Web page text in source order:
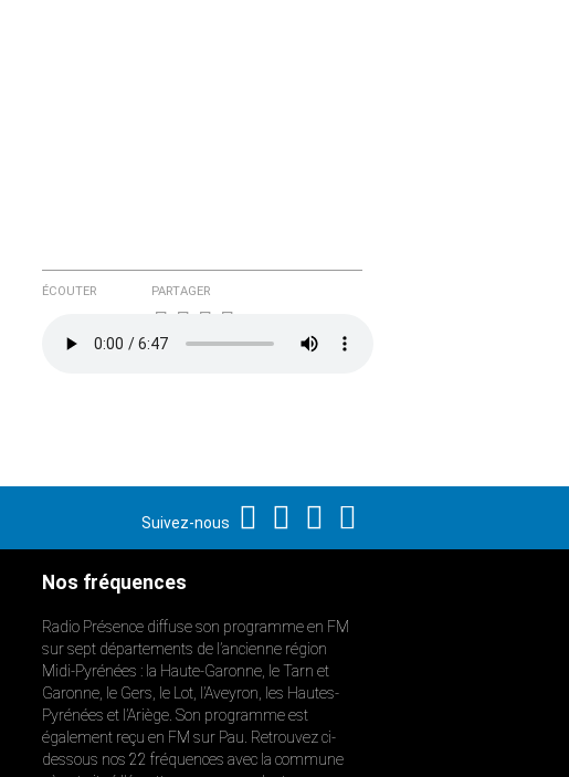
ÉCOUTER PARTAGER
Suivez-nous
Nos fréquences
Radio Présence diffuse son programme en FM
sur sept départements de l’ancienne région
Midi-Pyrénées : la Haute-Garonne, le Tarn et
Garonne, le Gers, le Lot, l’Aveyron, les Hautes-
Pyrénées et l’Ariège. Son programme est
également reçu en FM sur Pau. Retrouvez ci-
dessous nos 22 fréquences avec la commune